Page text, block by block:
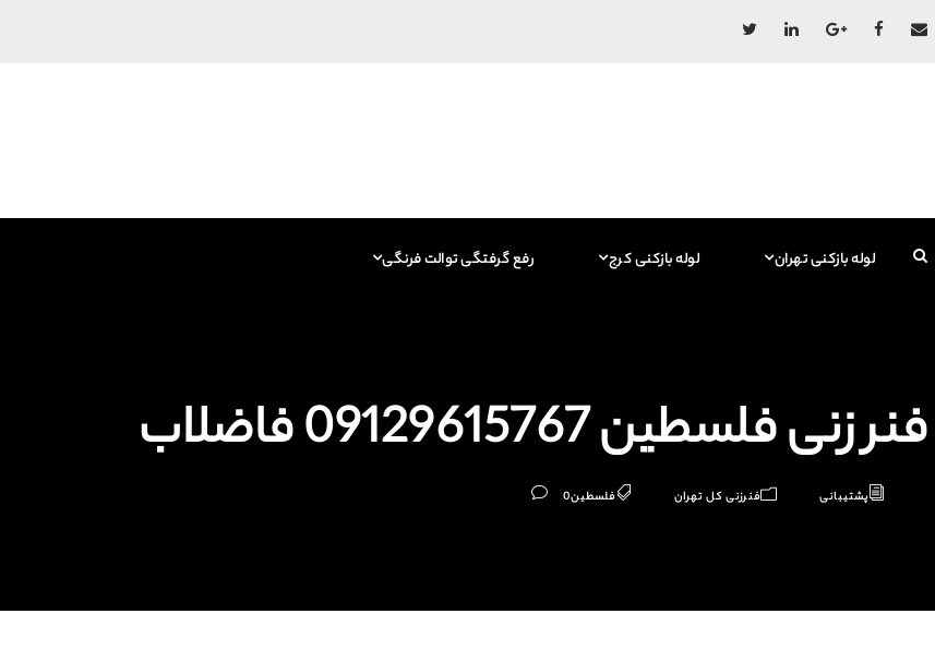
رفع گرفتگی توالت فرنگی لوله بازکنی کرج لوله بازکنی تهران
فنر زنی فلسطین 09129615767 فاضلاب
پشتیبانی فنرزنی کل تهران فلسطین0